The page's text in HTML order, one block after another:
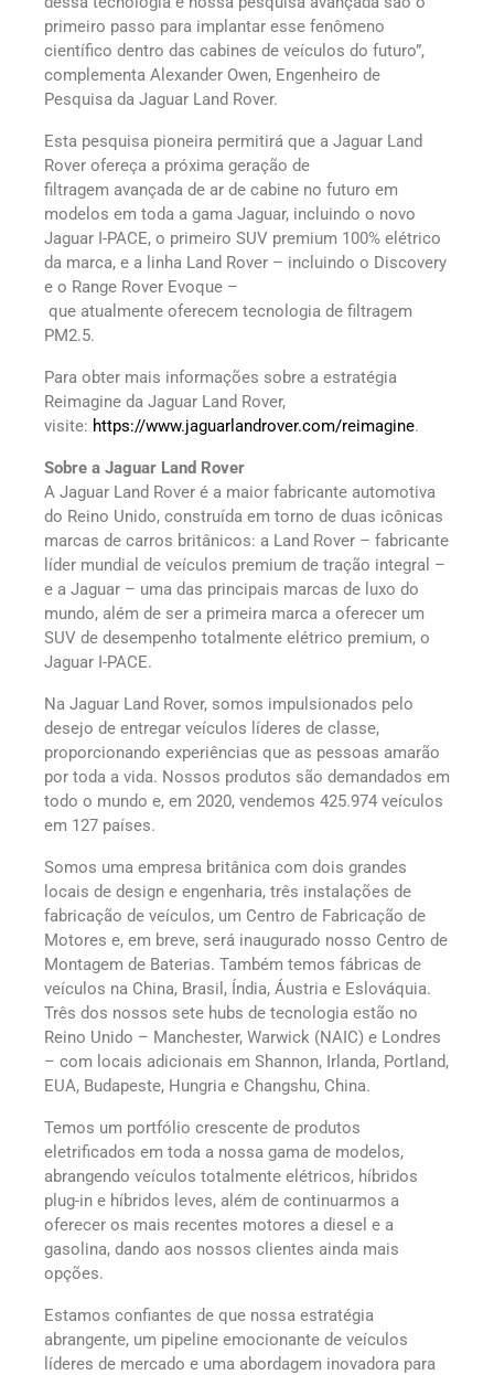
primeiro passo para implantar esse fenômeno
científico dentro das cabines de veículos do futuro”,
complementa Alexander Owen, Engenheiro de
Pesquisa da Jaguar Land Rover.
Esta pesquisa pioneira permitirá que a Jaguar Land
Rover ofereça a próxima geração de
filtragem avançada de ar de cabine no futuro em
modelos em toda a gama Jaguar, incluindo o novo
Jaguar I-PACE, o primeiro SUV premium 100% elétrico
da marca, e a linha Land Rover – incluindo o Discovery
e o Range Rover Evoque –
que atualmente oferecem tecnologia de filtragem
PM2.5.
Para obter mais informações sobre a estratégia
Reimagine da Jaguar Land Rover,
visite: https://www.jaguarlandrover.com/reimagine.
Sobre a Jaguar Land Rover
A Jaguar Land Rover é a maior fabricante automotiva
do Reino Unido, construída em torno de duas icônicas
marcas de carros britânicos: a Land Rover – fabricante
líder mundial de veículos premium de tração integral –
e a Jaguar – uma das principais marcas de luxo do
mundo, além de ser a primeira marca a oferecer um
SUV de desempenho totalmente elétrico premium, o
Jaguar I-PACE.
Na Jaguar Land Rover, somos impulsionados pelo
desejo de entregar veículos líderes de classe,
proporcionando experiências que as pessoas amarão
por toda a vida. Nossos produtos são demandados em
todo o mundo e, em 2020, vendemos 425.974 veículos
em 127 países.
Somos uma empresa britânica com dois grandes
locais de design e engenharia, três instalações de
fabricação de veículos, um Centro de Fabricação de
Motores e, em breve, será inaugurado nosso Centro de
Montagem de Baterias. Também temos fábricas de
veículos na China, Brasil, Índia, Áustria e Eslováquia.
Três dos nossos sete hubs de tecnologia estão no
Reino Unido – Manchester, Warwick (NAIC) e Londres
– com locais adicionais em Shannon, Irlanda, Portland,
EUA, Budapeste, Hungria e Changshu, China.
Temos um portfólio crescente de produtos
eletrificados em toda a nossa gama de modelos,
abrangendo veículos totalmente elétricos, híbridos
plug-in e híbridos leves, além de continuarmos a
oferecer os mais recentes motores a diesel e a
gasolina, dando aos nossos clientes ainda mais
opções.
Estamos confiantes de que nossa estratégia
abrangente, um pipeline emocionante de veículos
líderes de mercado e uma abordagem inovadora para